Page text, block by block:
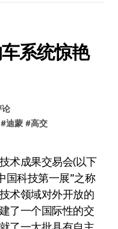
系统惊艳
#迪蒙 #高交
国科技第一展”之称
术领域对外开放的
了一个国际性的交